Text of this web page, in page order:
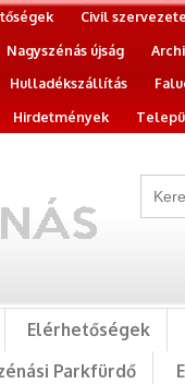
Civil
Nagyszénás újság
Hulladékszállítás
Hirdetmények
Elérhetőségek
Parkfürdő